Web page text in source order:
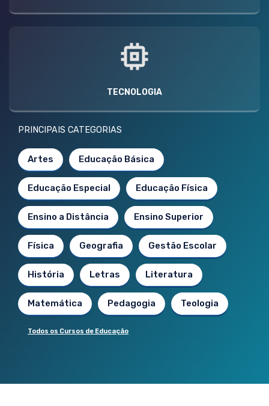
TECNOLOGIA
PRINCIPAIS CATEGORIAS
Artes Educação Básica
Educação Especial Educação Física
Ensino a Distância Ensino Superior
Física Geografia Gestão Escolar
História Letras Literatura
Matemática Pedagogia Teologia
Todos os Cursos de Educação